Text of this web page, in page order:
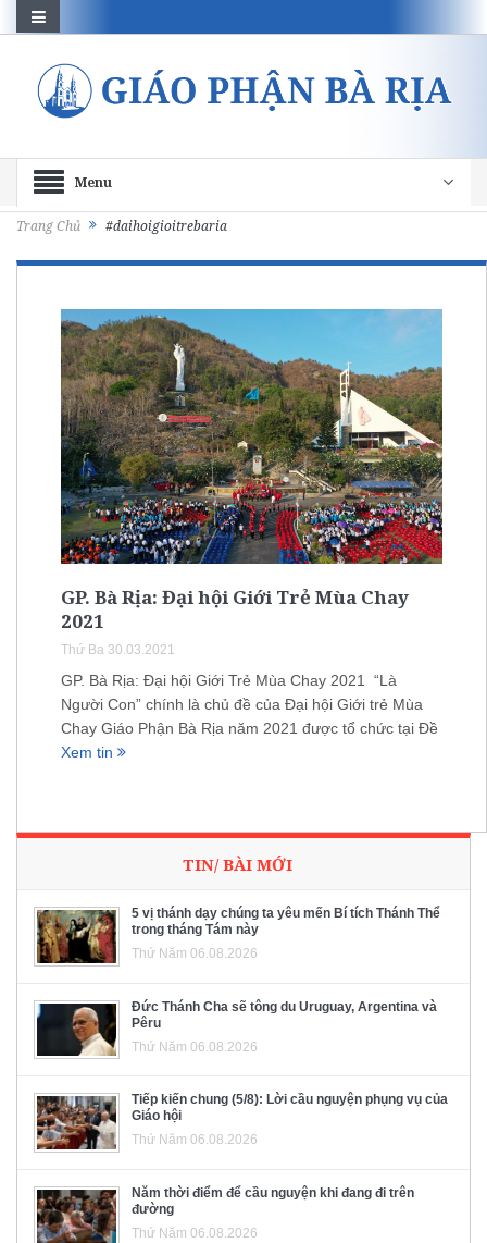
Menu
Trang Chủ #daihoigioitrebaria
GP. Bà Rịa: Đại hội Giới Trẻ Mùa Chay
2021
Thứ Ba 30.03.2021
GP. Bà Rịa: Đại hội Giới Trẻ Mùa Chay 2021 “Là
Người Con” chính là chủ đề của Đại hội Giới trẻ Mùa
Chay Giáo Phận Bà Rịa năm 2021 được tổ chức tại Đề
Xem tin
TIN/ BÀI MỚI
5 vị thánh dạy chúng ta yêu mến Bí tích Thánh Thể
trong tháng Tám này
Thứ Năm 06.08.2026
Đức Thánh Cha sẽ tông du Uruguay, Argentina và
Pêru
Thứ Năm 06.08.2026
Tiếp kiến chung (5/8): Lời cầu nguyện phụng vụ của
Giáo hội
Thứ Năm 06.08.2026
Năm thời điểm để cầu nguyện khi đang đi trên
đường
Thứ Năm 06.08.2026